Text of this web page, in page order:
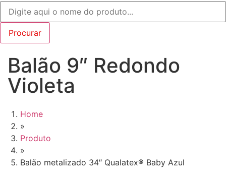
Balão 9″ Redondo
Violeta
Home
»
Produto
»
Balão metalizado 34″ Qualatex® Baby Azul